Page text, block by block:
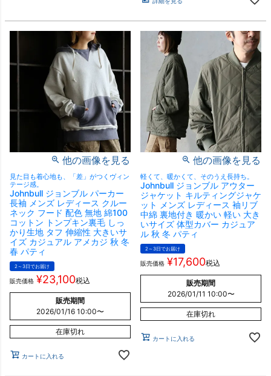
他の画像を見る
見た目も着心地も、「差」がつくヴィン
テージ感。
Johnbull ジョンブル パーカー
長袖 メンズ レディース クルー
ネック フード 配色 無地 綿100
コットン トンプキン裏毛 しっ
かり生地 タフ 伸縮性 大きいサ
イズ カジュアル アメカジ 秋 冬
春 パティ
2～3日でお届け
販売価格 ¥23,100税込
販売期間
2026/01/16 10:00〜
在庫切れ
カートに入れる
他の画像を見る
軽くて、暖かくて、そのうえ長持ち。
Johnbull ジョンブル アウター
ジャケット キルティングジャケ
ット メンズ レディース 袖リブ
中綿 裏地付き 暖かい 軽い 大き
いサイズ 体型カバー カジュア
ル 秋 冬 パティ
2～3日でお届け
販売価格 ¥17,600税込
販売期間
2026/01/11 10:00〜
在庫切れ
カートに入れる